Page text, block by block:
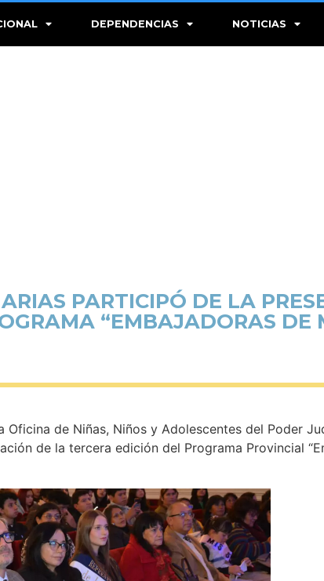
DEPENDENCIAS NOTICIAS
PARTICIPÓ DE LA
“EMBAJADORAS DE
de Niñas, Niños y Adolescentes del Poder
de la tercera edición del Programa Provincial